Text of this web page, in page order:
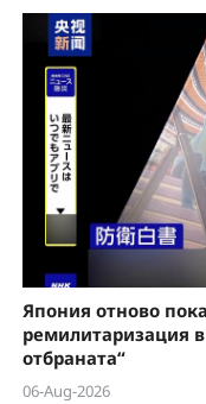
Япония отново
ремилитаризация
отбраната“
06-Aug-2026